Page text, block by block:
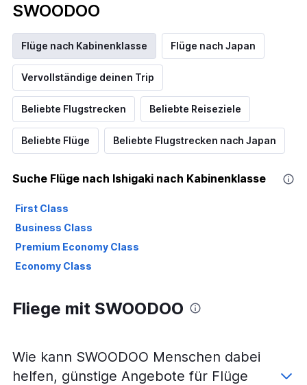
SWOODOO
Flüge nach Kabinenklasse Flüge nach Japan
Vervollständige deinen Trip
Beliebte Flugstrecken Beliebte Reiseziele
Beliebte Flüge Beliebte Flugstrecken nach Japan
Suche Flüge nach Ishigaki nach Kabinenklasse
First Class
Business Class
Premium Economy Class
Economy Class
Fliege mit SWOODOO
Wie kann SWOODOO Menschen dabei
helfen, günstige Angebote für Flüge